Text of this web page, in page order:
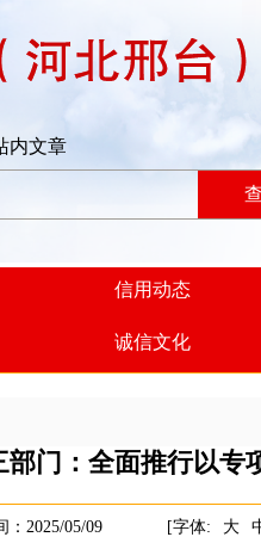
内文章
信用动态
诚信文化
部门：全面推行以
：2025/05/09 [字体: 大